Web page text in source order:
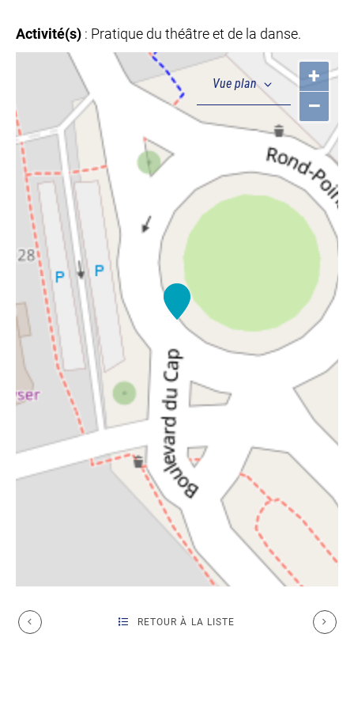
Activité(s) : Pratique du théâtre et de la danse.
+
–
RETOUR À LA LISTE